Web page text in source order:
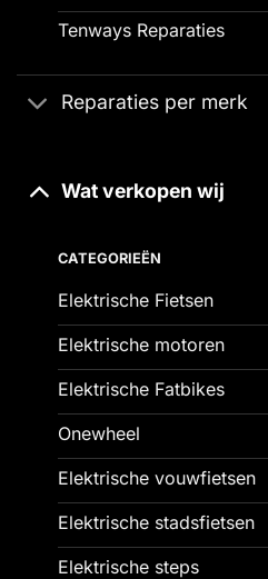
Tenways Reparaties
Reparaties per merk
Wat verkopen wij
CATEGORIEËN
Elektrische Fietsen
Elektrische motoren
Elektrische Fatbikes
Onewheel
Elektrische vouwfietsen
Elektrische stadsfietsen
Elektrische steps